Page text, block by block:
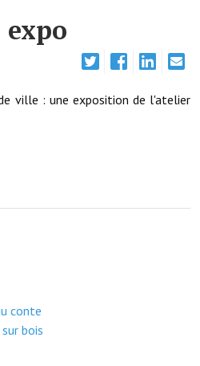
municipaux
& Le Fressinois
expo
ville : une exposition de l'atelier
conte
bois